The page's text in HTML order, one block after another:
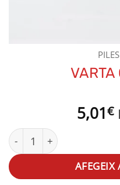
VARTA
5,01€
quantitat de VARTA
AFEGEIX